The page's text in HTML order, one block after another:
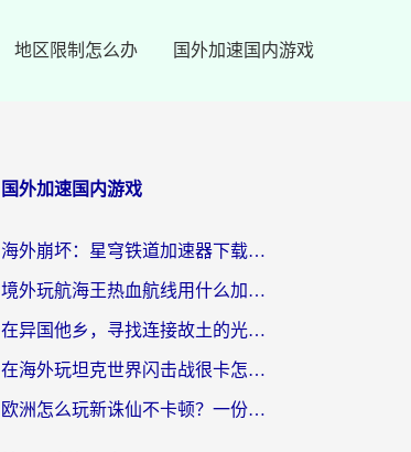
地区限制怎么办 国外加速国内游戏
国外加速国内游戏
海外崩坏：星穹铁道加速器下载安装：一份给游子的终极网络指南
境外玩航海王热血航线用什么加速器？2026海外玩家实测最优方案（附欧洲问道堡垒前线加速技巧）
在异国他乡，寻找连接故土的光明大陆免费加速器
在海外玩坦克世界闪击战很卡怎么办？老玩家亲测有效的加速器选择指南
欧洲怎么玩新诛仙不卡顿？一份给海外游子的国服游戏畅玩指南